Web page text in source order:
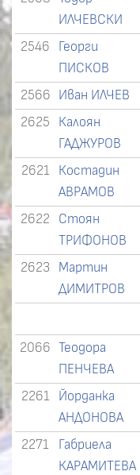
ИЛЧЕВСКИ
2546
Георги
ПИСКОВ
2566 Иван ИЛЧЕВ
2625
Калоян
ГАДЖУРОВ
2621
Костадин
АВРАМОВ
2622
Стоян
ТРИФОНОВ
2623
Мартин
ДИМИТРОВ
2066
Теодора
ПЕНЧЕВА
2261
Йорданка
АНДОНОВА
2271
Габриела
КАРАМИТЕВА